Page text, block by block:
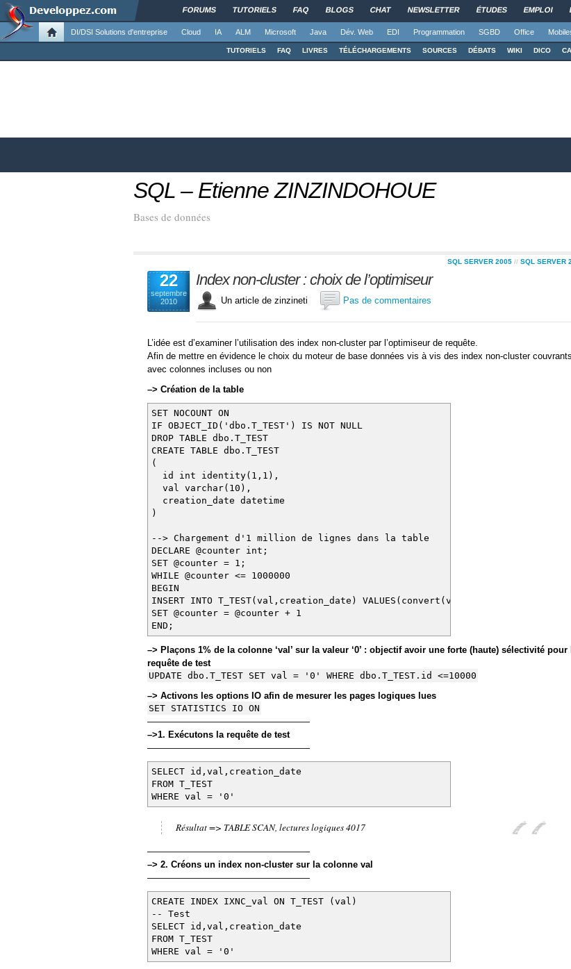
FORUMS TUTORIELS FAQ BLOGS CHAT NEWSLETTER ÉTUDES EMPLOI
DI/DSI Solutions d'entreprise Cloud IA ALM Microsoft Java Dév. Web EDI Programmation SGBD Office
TUTORIELS FAQ LIVRES TÉLÉCHARGEMENTS SOURCES DÉBATS WIKI DICO
SQL – Etienne ZINZINDOHOUE
Bases de données
22
septembre
2010
SQL SERVER 2005 // SQL SERVER
Index non-cluster : choix de l’optimiseur
Un article de zinzineti Pas de commentaires
L’idée est d’examiner l’utilisation des index non-cluster par l’optimiseur de requête.
Afin de mettre en évidence le choix du moteur de base données vis à vis des index non-cluster couvrants
avec colonnes incluses ou non
–> Création de la table
SET NOCOUNT ON
IF OBJECT_ID('dbo.T_TEST') IS NOT NULL
DROP TABLE dbo.T_TEST
CREATE TABLE dbo.T_TEST
(
id int identity(1,1),
val varchar(10),
creation_date datetime
)
--> Chargement d'1 million de lignes dans la table
DECLARE @counter int;
SET @counter = 1;
WHILE @counter <= 1000000
BEGIN
INSERT INTO T_TEST(val,creation_date)
SET @counter = @counter + 1
END;
–> Plaçons 1% de la colonne ‘val’ sur la valeur ‘0’ : objectif avoir une forte (haute) sélectivité pour
requête de test
UPDATE dbo.T_TEST SET val = '0' WHERE dbo.T_TEST.id <=10000
–> Activons les options IO afin de mesurer les pages logiques lues
SET STATISTICS IO ON
——————————————————
–>1. Exécutons la requête de test
——————————————————
SELECT id,val,creation_date
FROM T_TEST
WHERE val = '0'
Résultat => TABLE SCAN, lectures logiques 4017
——————————————————
–> 2. Créons un index non-cluster sur la colonne val
——————————————————
CREATE INDEX IXNC_val ON T_TEST (val)
-- Test
SELECT id,val,creation_date
FROM T_TEST
WHERE val = '0'